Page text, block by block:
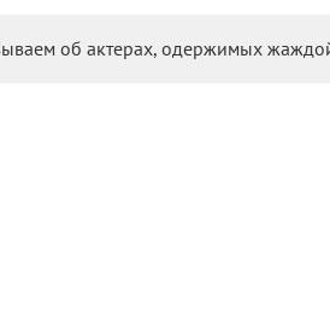
об актерах, одержимых